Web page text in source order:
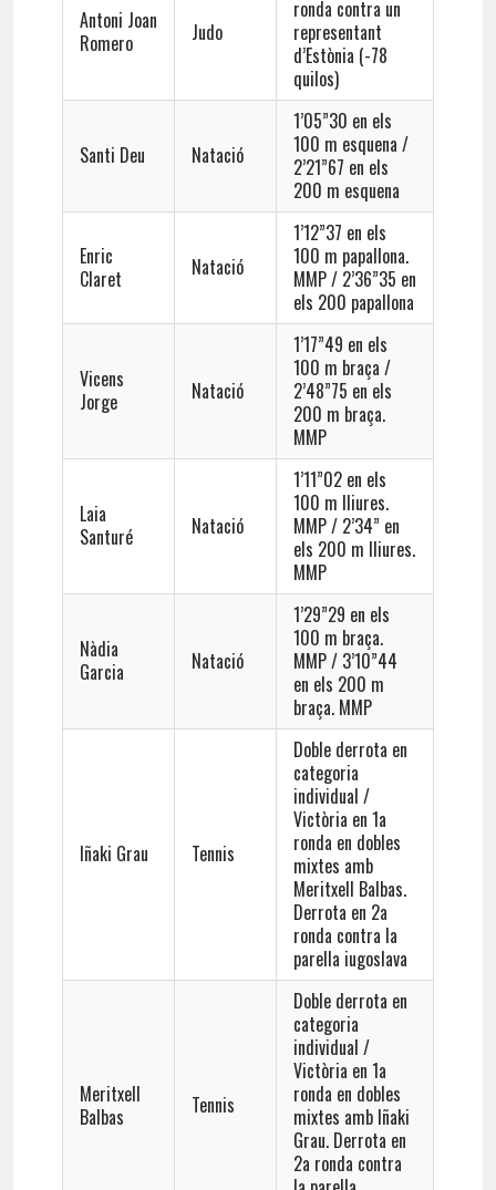
Antoni Joan
Romero
Judo
ronda contra un
representant
d’Estònia (-78
quilos)
Santi Deu Natació
1’05”30 en els
100 m esquena /
2’21”67 en els
200 m esquena
Enric
Claret
Natació
1’12”37 en els
100 m papallona.
MMP / 2’36”35 en
els 200 papallona
Vicens
Jorge
Natació
1’17”49 en els
100 m braça /
2’48”75 en els
200 m braça.
MMP
Laia
Santuré
Natació
1’11”02 en els
100 m lliures.
MMP / 2’34” en
els 200 m lliures.
MMP
Nàdia
Garcia
Natació
1’29”29 en els
100 m braça.
MMP / 3’10”44
en els 200 m
braça. MMP
Iñaki Grau Tennis
Doble derrota en
categoria
individual /
Victòria en 1a
ronda en dobles
mixtes amb
Meritxell Balbas.
Derrota en 2a
ronda contra la
parella iugoslava
Meritxell
Balbas
Tennis
Doble derrota en
categoria
individual /
Victòria en 1a
ronda en dobles
mixtes amb Iñaki
Grau. Derrota en
2a ronda contra